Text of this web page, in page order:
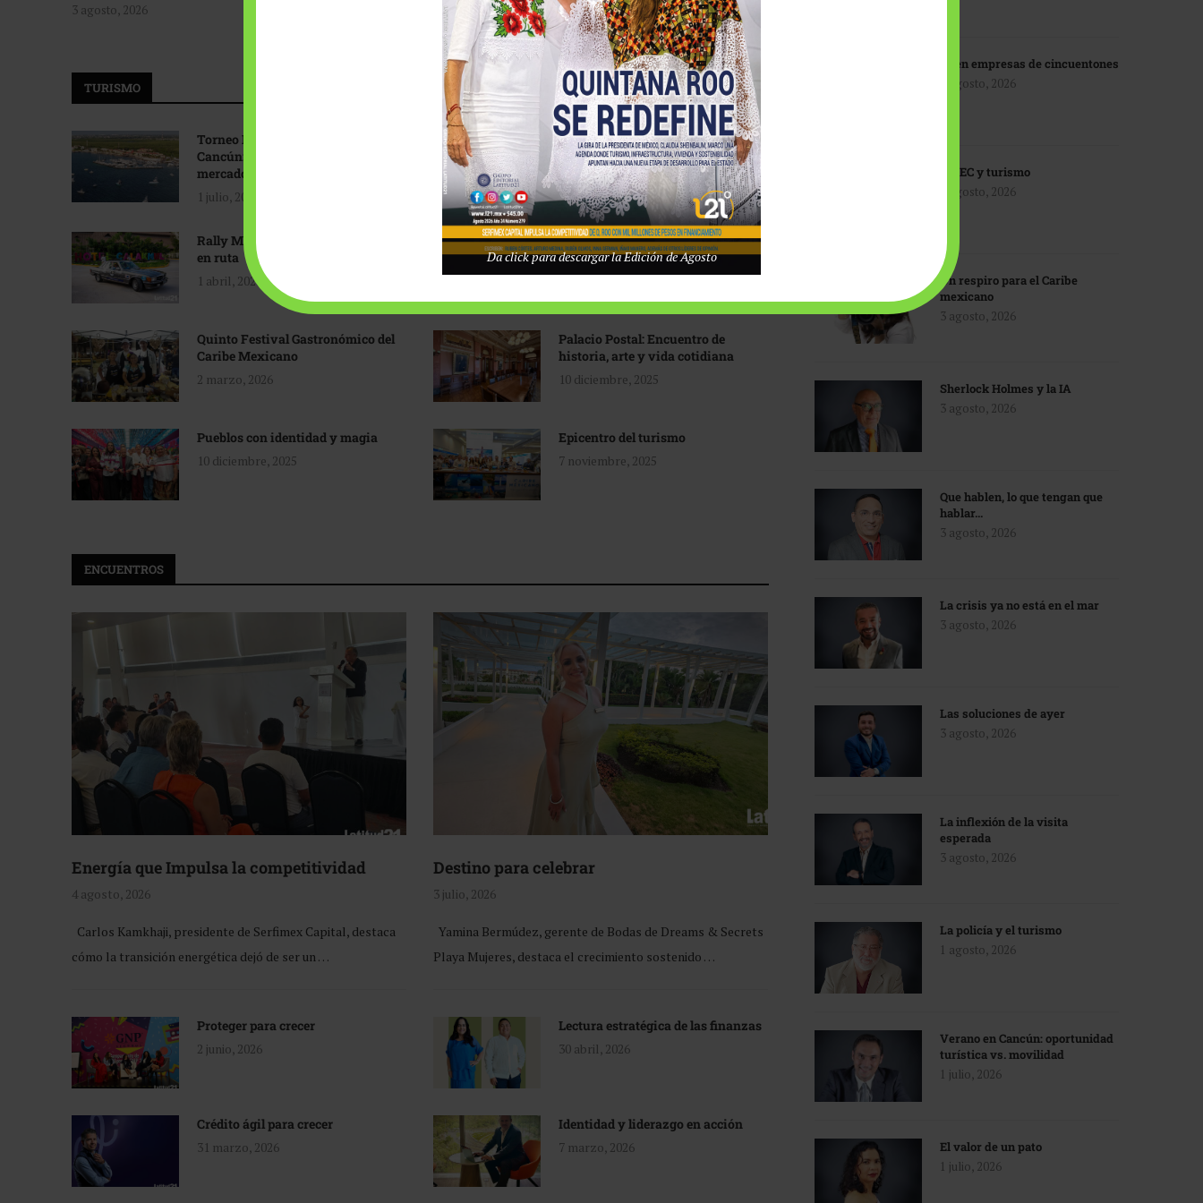
3 agosto, 2026
Tecnológico de Monterrey
3 agosto, 2026
TURISMO
Torneo Internacional de Pesca
Cancún: Navegando hacia nuevos
mercados
1 julio, 2026
Promoción turística con visión
1 abril, 2026
Rally Maya: Herencia automotriz
en ruta
1 abril, 2026
Industria global en
reconfiguración
31 marzo, 2026
Quinto Festival Gastronómico del
Caribe Mexicano
2 marzo, 2026
Palacio Postal: Encuentro de
historia, arte y vida cotidiana
10 diciembre, 2025
Pueblos con identidad y magia
10 diciembre, 2025
Epicentro del turismo
7 noviembre, 2025
ENCUENTROS
Energía que Impulsa la competitividad
4 agosto, 2026
Carlos Kamkhaji, presidente de Serfimex Capital, destaca
cómo la transición energética dejó de ser un …
Destino para celebrar
3 julio, 2026
Yamina Bermúdez, gerente de Bodas de Dreams & Secrets
Playa Mujeres, destaca el crecimiento sostenido …
Proteger para crecer
2 junio, 2026
Lectura estratégica de las finanzas
30 abril, 2026
Crédito ágil para crecer
31 marzo, 2026
Identidad y liderazgo en acción
7 marzo, 2026
IA en empresas de cincuentones
3 agosto, 2026
TMEC y turismo
3 agosto, 2026
Un respiro para el Caribe
mexicano
3 agosto, 2026
Sherlock Holmes y la IA
3 agosto, 2026
Que hablen, lo que tengan que
hablar…
3 agosto, 2026
La crisis ya no está en el mar
3 agosto, 2026
Las soluciones de ayer
3 agosto, 2026
La inflexión de la visita
esperada
3 agosto, 2026
La policía y el turismo
1 agosto, 2026
Verano en Cancún: oportunidad
turística vs. movilidad
1 julio, 2026
El valor de un pato
1 julio, 2026
Da click para descargar la Edición de Agosto